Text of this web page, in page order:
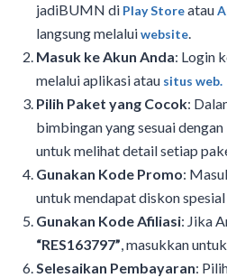
jadiBUMN di Play Storeatau
langsung melaluiwebsite.
Masuk ke Akun Anda: Login
melalui aplikasi atau situs web.
Pilih Paket yang Cocok:
bimbingan yang sesuai
untuk melihat detail setiap
Gunakan Kode Promo:
untuk mendapat diskon
Gunakan Kode Afiliasi: Jika
“RES163797”, masukkan
Selesaikan Pembayaran: